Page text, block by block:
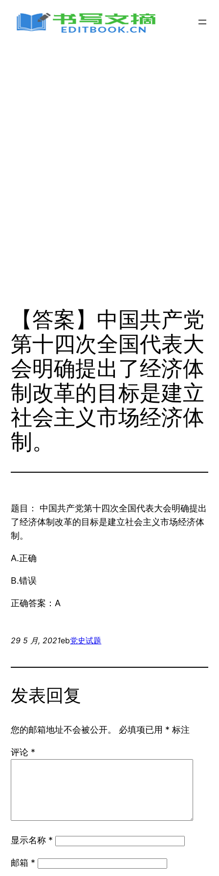
【答案】中国共产党
第十四次全国代表大
会明确提出了经济体
制改革的目标是建立
社会主义市场经济体
制。
题目： 中国共产党第十四次全国代表大会明确提出
了经济体制改革的目标是建立社会主义市场经济体
制。
A.正确
B.错误
正确答案：A
29 5 月, 2021eb党史试题
发表回复
您的邮箱地址不会被公开。 必填项已用 * 标注
评论 *
显示名称 *
邮箱 *